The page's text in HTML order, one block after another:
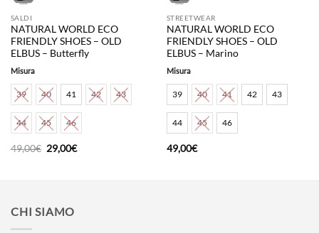
SALDI
NATURAL WORLD ECO
FRIENDLY SHOES – OLD
ELBUS – Butterfly
Misura
39 40 41 42 43
44 45 46
49,00€ Il
prezzo
29,00€Il
STREETWEAR
NATURAL WORLD ECO
FRIENDLY SHOES – OLD
ELBUS – Marino
Misura
39 40 41 42 43
44 45 46
49,00€
CHI SIAMO